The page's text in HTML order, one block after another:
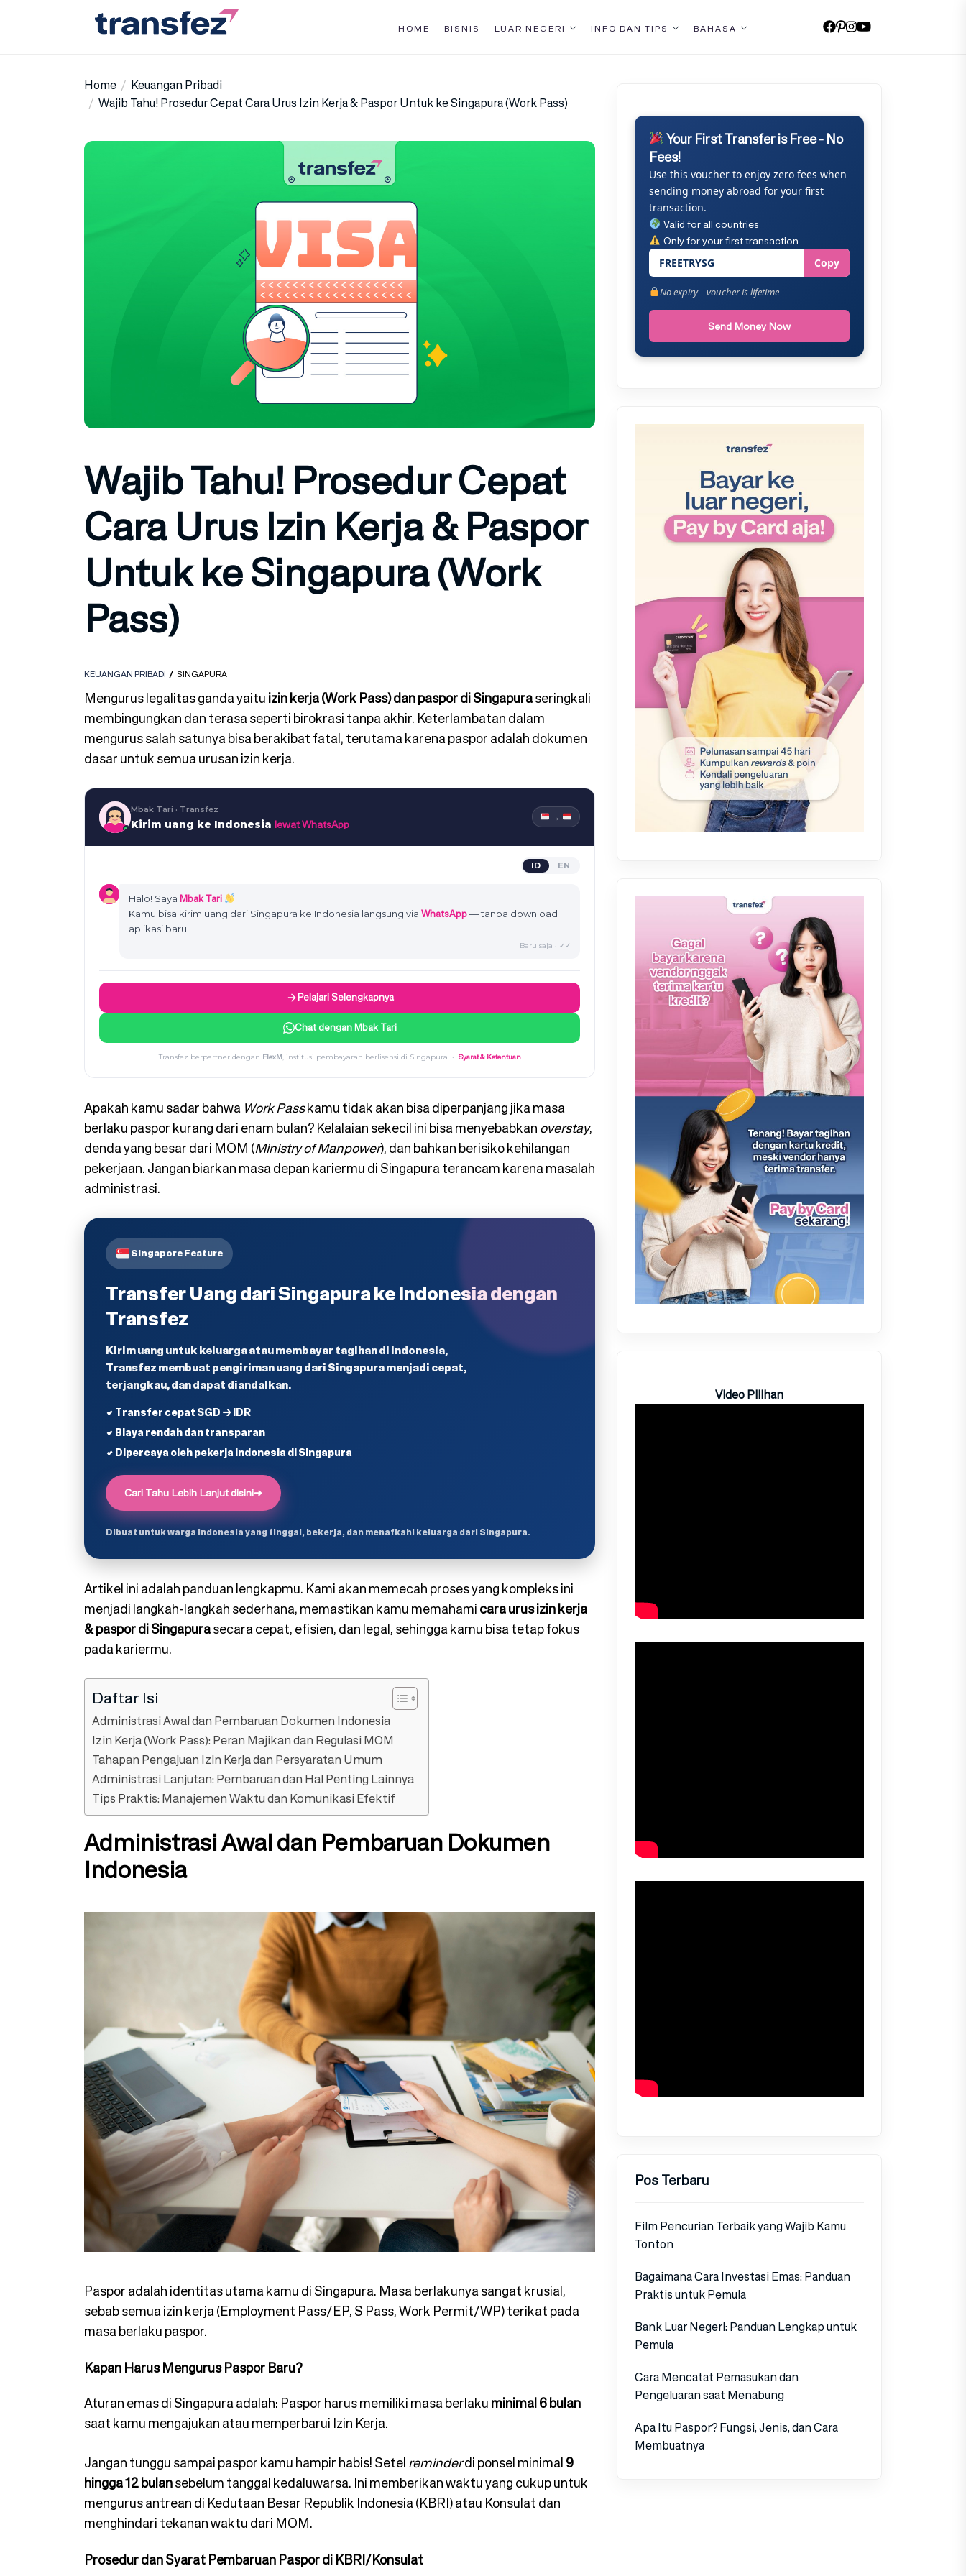
HOME BISNIS LUAR NEGERI INFO DAN TIPS BAHASA
Home
Keuangan Pribadi
Wajib Tahu! Prosedur Cepat Cara Urus Izin Kerja & Paspor Untuk ke Singapura (Work Pass)
Wajib Tahu! Prosedur Cepat
Cara Urus Izin Kerja & Paspor
Untuk ke Singapura (Work
Pass)
KEUANGAN PRIBADI SINGAPURA
Mengurus legalitas ganda yaituizin kerja (Work Pass) dan paspor di Singapuraseringkali
membingungkan dan terasa seperti birokrasi tanpa akhir. Keterlambatan dalam
mengurus salah satunya bisa berakibat fatal, terutama karena paspor adalah dokumen
dasar untuk semua urusan izin kerja.
Mbak Tari · Transfez
Kirim uang ke Indonesia lewat WhatsApp →
ID EN
Halo! Saya Mbak Tari
Kamu bisa kirim uang dari Singapura ke Indonesia langsung via WhatsApp— tanpa download
aplikasi baru.
Baru saja · ✓✓
Pelajari Selengkapnya
Chat dengan Mbak Tari
Transfez berpartner dengan FlexM, institusi pembayaran berlisensi di Singapura · Syarat & Ketentuan
Apakah kamu sadar bahwa Work Passkamu tidak akan bisa diperpanjang jika masa
berlaku paspor kurang dari enam bulan? Kelalaian sekecil ini bisa menyebabkanoverstay,
denda yang besar dari MOM (Ministry of Manpower), dan bahkan berisiko kehilangan
pekerjaan. Jangan biarkan masa depan kariermu di Singapura terancam karena masalah
administrasi.
Singapore Feature
Transfer Uang dari Singapura ke Indonesia dengan
Transfez
Kirim uang untuk keluarga atau membayar tagihan di Indonesia,
Transfez membuat pengiriman uang dari Singapura menjadi cepat,
terjangkau, dan dapat diandalkan.
✔ Transfer cepat SGD → IDR
✔ Biaya rendah dan transparan
✔ Dipercaya oleh pekerja Indonesia di Singapura
Cari Tahu Lebih Lanjut disini➜
Dibuat untuk warga Indonesia yang tinggal, bekerja, dan menafkahi keluarga dari Singapura.
Artikel ini adalah panduan lengkapmu. Kami akan memecah proses yang kompleks ini
menjadi langkah-langkah sederhana, memastikan kamu memahamicara urus izin kerja
& paspor di Singapurasecara cepat, efisien, dan legal, sehingga kamu bisa tetap fokus
pada kariermu.
Daftar Isi
Administrasi Awal dan Pembaruan Dokumen Indonesia
Izin Kerja (Work Pass): Peran Majikan dan Regulasi MOM
Tahapan Pengajuan Izin Kerja dan Persyaratan Umum
Administrasi Lanjutan: Pembaruan dan Hal Penting Lainnya
Tips Praktis: Manajemen Waktu dan Komunikasi Efektif
Administrasi Awal dan Pembaruan Dokumen
Indonesia
Paspor adalah identitas utama kamu di Singapura. Masa berlakunya sangat krusial,
sebab semua izin kerja (Employment Pass/EP, S Pass, Work Permit/WP) terikat pada
masa berlaku paspor.
Kapan Harus Mengurus Paspor Baru?
Aturan emas di Singapura adalah: Paspor harus memiliki masa berlakuminimal 6 bulan
saat kamu mengajukan atau memperbarui Izin Kerja.
Jangan tunggu sampai paspor kamu hampir habis! Setelreminderdi ponsel minimal9
hingga 12 bulansebelum tanggal kedaluwarsa. Ini memberikan waktu yang cukup untuk
mengurus antrean di Kedutaan Besar Republik Indonesia (KBRI) atau Konsulat dan
menghindari tekanan waktu dari MOM.
Prosedur dan Syarat Pembaruan Paspor di KBRI/Konsulat
Your First Transfer is Free - No
Fees!
Use this voucher to enjoy zero fees when
sending money abroad for your first
transaction.
Valid for all countries
Only for your first transaction
FREETRYSG Copy
No expiry – voucher is lifetime
Send Money Now
Video Pilihan
Pos Terbaru
Film Pencurian Terbaik yang Wajib Kamu
Tonton
Bagaimana Cara Investasi Emas: Panduan
Praktis untuk Pemula
Bank Luar Negeri: Panduan Lengkap untuk
Pemula
Cara Mencatat Pemasukan dan
Pengeluaran saat Menabung
Apa Itu Paspor? Fungsi, Jenis, dan Cara
Membuatnya